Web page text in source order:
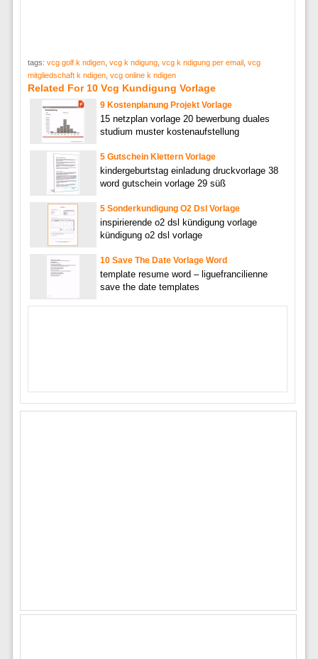
tags: vcg golf k ndigen, vcg k ndigung, vcg k ndigung per email, vcg
mitgliedschaft k ndigen, vcg online k ndigen
Related For 10 Vcg Kundigung Vorlage
9 Kostenplanung Projekt Vorlage
15 netzplan vorlage 20 bewerbung duales
studium muster kostenaufstellung
5 Gutschein Klettern Vorlage
kindergeburtstag einladung druckvorlage 38
word gutschein vorlage 29 süß
5 Sonderkundigung O2 Dsl Vorlage
inspirierende o2 dsl kündigung vorlage
kündigung o2 dsl vorlage
10 Save The Date Vorlage Word
template resume word – liguefrancilienne
save the date templates